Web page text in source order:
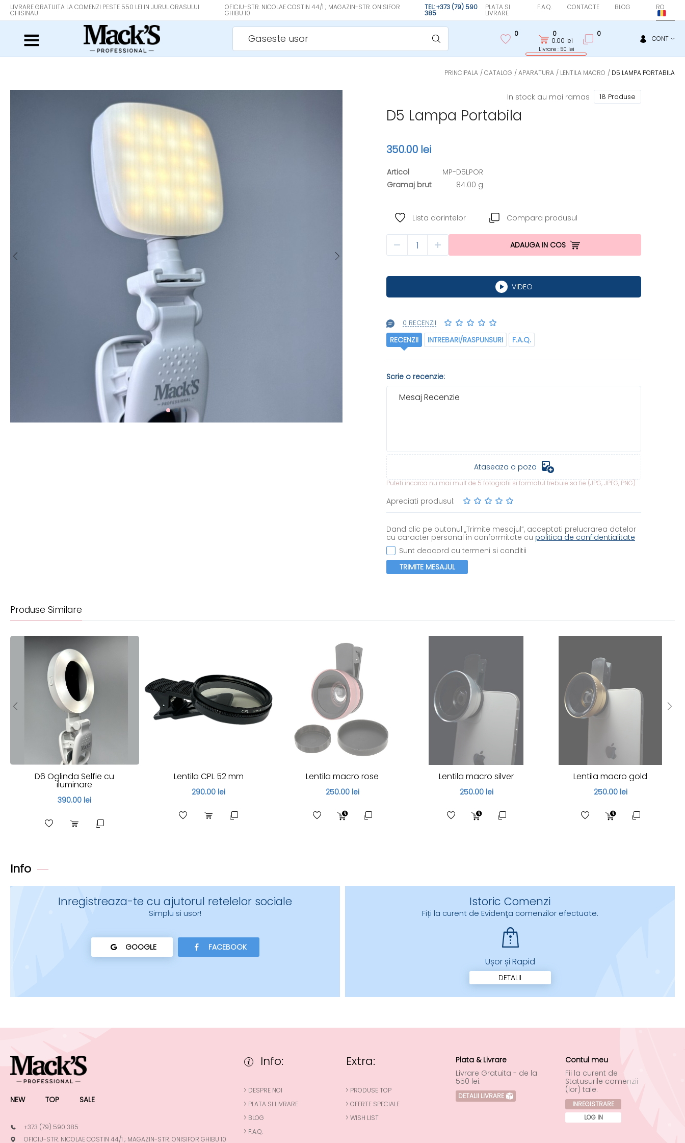
LIVRARE GRATUITA LA COMENZI PESTE 550 LEI IN JURUL ORASULUI
CHISINAU
OFICIU-STR. NICOLAE COSTIN 44/1 ; MAGAZIN-STR. ONISIFOR
GHIBU 10
TEL: +373 (79) 590
385
PLATA SI
LIVRARE
F.A.Q. CONTACTE BLOG RO
Gaseste usor 0
0
0.00 lei
Livrare : 50 lei
0
CONT
PRINCIPALA CATALOG APARATURA LENTILA MACRO D5 LAMPA PORTABILA
In stock au mai ramas 18 Produse
D5 Lampa Portabila
350.00 lei
Articol
MP-D5LPOR
Gramaj brut
84.00 g
Lista dorintelor Compara produsul
ADAUGA IN COS
VIDEO
0 RECENZII
RECENZII INTREBARI/RASPUNSURI F.A.Q.
Scrie o recenzie:
Mesaj Recenzie
Ataseaza o poza
Puteti incarca nu mai mult de 5 fotografii si formatul trebuie sa fie (JPG, JPEG, PNG).
Apreciati produsul:
Dand clic pe butonul „Trimite mesajul”, acceptati prelucrarea datelor
cu caracter personal in conformitate cu politica de confidentialitate
Sunt deacord cu termeni si conditii
TRIMITE MESAJUL
Produse Similare
D6 Oglinda Selfie cu
iluminare
390.00 lei
Lentila CPL 52 mm
290.00 lei
Lentila macro rose
250.00 lei
Lentila macro silver
250.00 lei
Lentila macro gold
250.00 lei
Info
Inregistreaza-te cu ajutorul retelelor sociale
Simplu si usor!
GOOGLE FACEBOOK
Istoric Comenzi
Fiți la curent de Evidenţa comenzilor efectuate.
Ușor și Rapid
DETALII
NEW TOP SALE
+373 (79) 590 385
OFICIU-STR. NICOLAE COSTIN 44/1 ; MAGAZIN-STR. ONISIFOR GHIBU 10
Info:
DESPRE NOI
PLATA SI LIVRARE
BLOG
F.A.Q.
Extra:
PRODUSE TOP
OFERTE SPECIALE
WISH LIST
Plata & Livrare
Livrare Gratuita - de la
550 lei.
DETALII LIVRARE
Contul meu
Fii la curent de
Statusurile comenzii
(lor) tale.
INREGISTRARE
LOG IN